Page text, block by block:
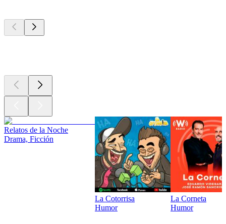
Relatos de la Noche
Drama, Ficción
La Cotorrisa
Humor
La Corneta
Humor